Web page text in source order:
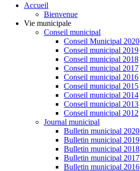
Accueil
Bienvenue
Vie municipale
Conseil municipal
Conseil Municipal 2020
Conseil municipal 2019
Conseil municipal 2018
Conseil municipal 2017
Conseil municipal 2016
Conseil municipal 2015
Conseil municipal 2014
Conseil municipal 2013
Conseil municipal 2012
Journal municipal
Bulletin municipal 2020
Bulletin municipal 2019
Bulletin municipal 2018
Bulletin municipal 2017
Bulletin municipal 2016